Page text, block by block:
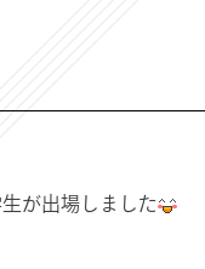
が出場しました